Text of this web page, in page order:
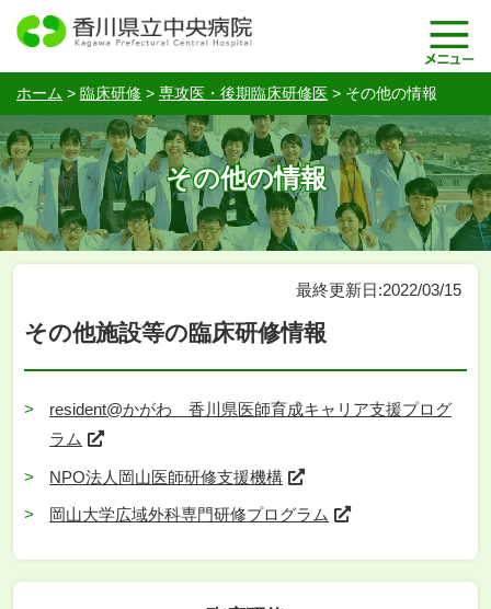
ホーム > 臨床研修 > 専攻医・後期臨床研修医 > その他の情報
その他の情報
最終更新日:2022/03/15
その他施設等の臨床研修情報
resident@かがわ 香川県医師育成キャリア支援プログ
ラム
NPO法人岡山医師研修支援機構
岡山大学広域外科専門研修プログラム